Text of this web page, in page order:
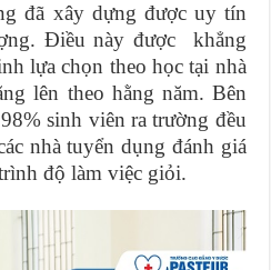
đã xây dựng được uy tín
Điều này được khẳng
lựa chọn theo học tại nhà
lên theo hằng năm. Bên
sinh viên ra trường đều
nhà tuyển dụng đánh giá
độ làm việc giỏi.